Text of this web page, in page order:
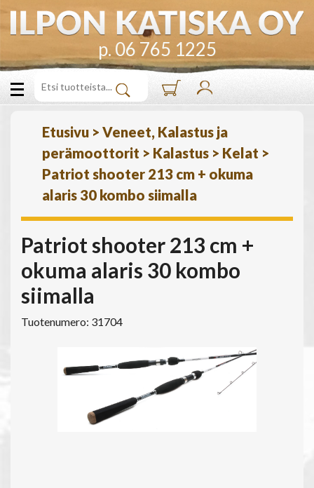
p. 06 765 1225
Etusivu > Veneet, Kalastus ja
perämoottorit > Kalastus > Kelat >
Patriot shooter 213 cm + okuma
alaris 30 kombo siimalla
Patriot shooter 213 cm +
okuma alaris 30 kombo
siimalla
Tuotenumero: 31704